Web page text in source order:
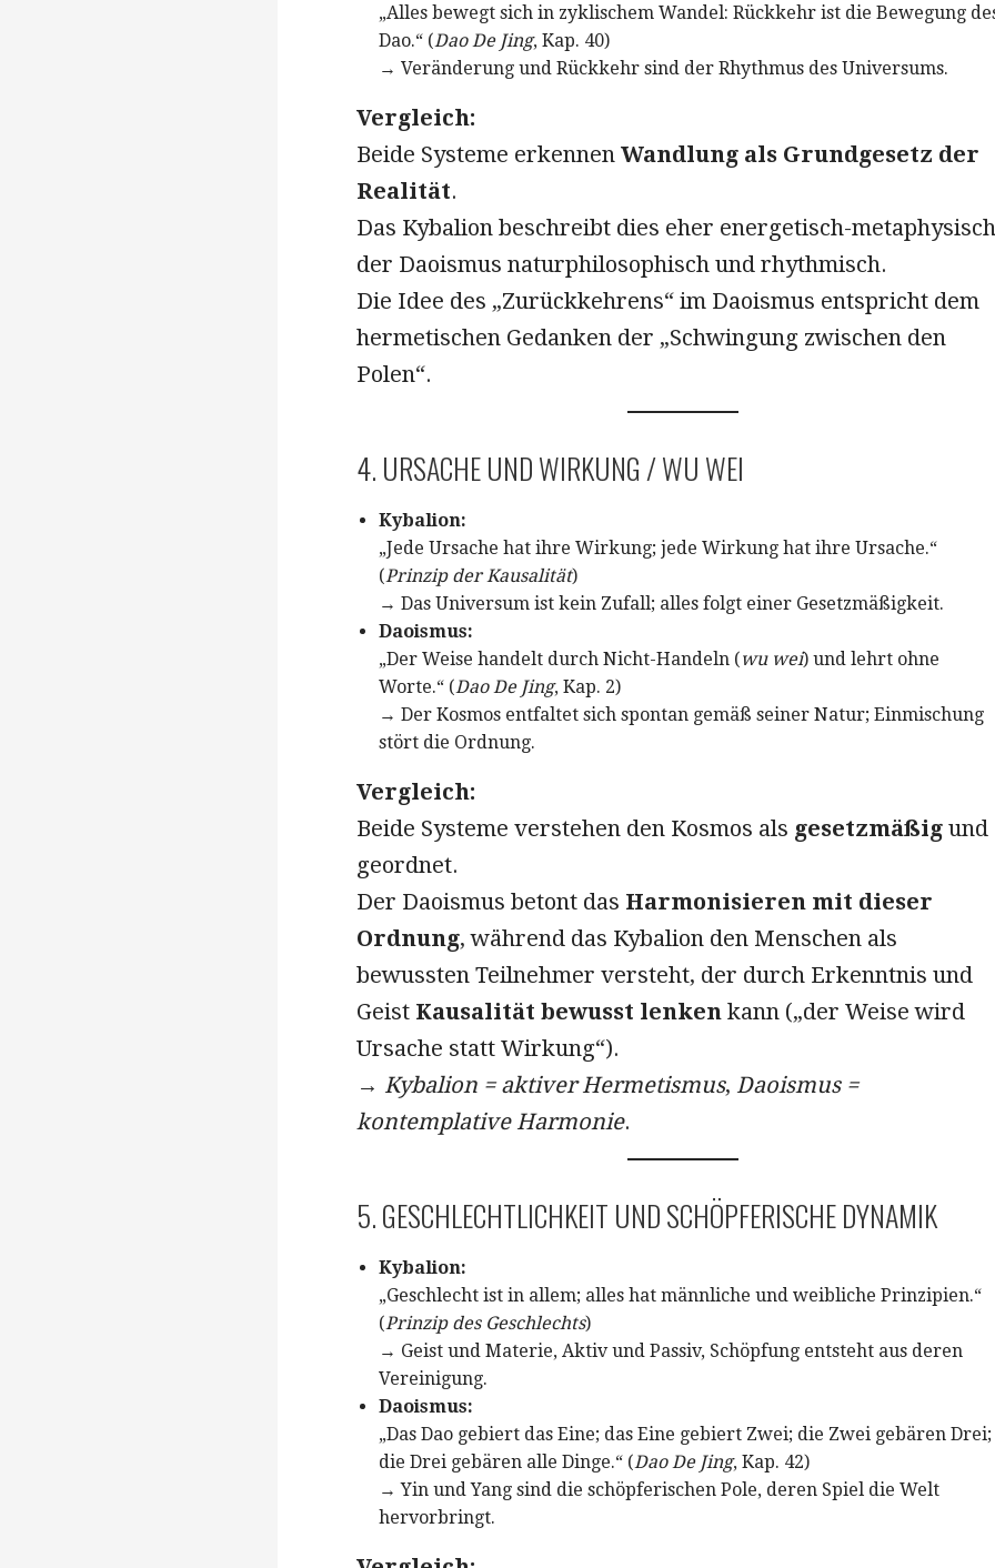
„Alles bewegt sich in zyklischem Wandel: Rückkehr ist die Bewegung
Dao.“ (Dao De Jing, Kap. 40)
→ Veränderung und Rückkehr sind der Rhythmus des Universums.
Vergleich:
Beide Systeme erkennen Wandlung als Grundgesetz der
Realität.
Das Kybalion beschreibt dies eher energetisch-
der Daoismus naturphilosophisch und rhythmisch.
Die Idee des „Zurückkehrens“ im Daoismus entspricht dem
hermetischen Gedanken der „Schwingung zwischen den
Polen“.
4. URSACHE UND WIRKUNG / WU WEI
Kybalion:
„Jede Ursache hat ihre Wirkung; jede Wirkung hat ihre Ursache.“
(Prinzip der Kausalität)
→ Das Universum ist kein Zufall; alles folgt einer Gesetzmäßigkeit.
Daoismus:
„Der Weise handelt durch Nicht-Handeln (wu wei) und lehrt ohne
Worte.“ (Dao De Jing, Kap. 2)
→ Der Kosmos entfaltet sich spontan gemäß seiner Natur; Einmischung
stört die Ordnung.
Vergleich:
Beide Systeme verstehen den Kosmos als gesetzmäßig und
geordnet.
Der Daoismus betont das Harmonisieren mit dieser
Ordnung, während das Kybalion den Menschen als
bewussten Teilnehmer versteht, der durch Erkenntnis und
Geist Kausalität bewusst lenken kann („der Weise wird
Ursache statt Wirkung“).
→ Kybalion = aktiver Hermetismus, Daoismus =
kontemplative Harmonie.
5. GESCHLECHTLICHKEIT UND SCHÖPFERISCHE DYNAMIK
Kybalion:
„Geschlecht ist in allem; alles hat männliche und weibliche Prinzipien.“
(Prinzip des Geschlechts)
→ Geist und Materie, Aktiv und Passiv, Schöpfung entsteht aus deren
Vereinigung.
Daoismus:
„Das Dao gebiert das Eine; das Eine gebiert Zwei; die Zwei gebären Drei;
die Drei gebären alle Dinge.“ (Dao De Jing, Kap. 42)
→ Yin und Yang sind die schöpferischen Pole, deren Spiel die Welt
hervorbringt.